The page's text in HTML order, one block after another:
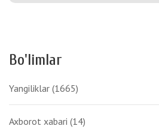
Bo'limlar
Yangiliklar (1665)
Axborot xabari (14)